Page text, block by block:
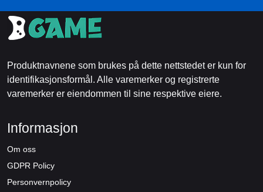
Produktnavnene som brukes på dette nettstedet er kun for
identifikasjonsformål. Alle varemerker og registrerte
varemerker er eiendommen til sine respektive eiere.
Informasjon
Om oss
GDPR Policy
Personvernpolicy